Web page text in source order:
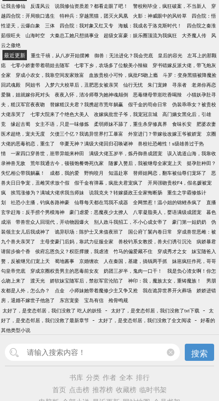
让我去修仙
反谍风云 说我修仙资质差？都看走眼了吧！ 警校刚毕业，疯狂破案，不当新人
穿
越四合院：开局狼口逃生
特种兵：穿越黑猫，团灭火凤凰 火影：神威眼中的风铃草
四合院：悟
性逆天，云爆白象
三体 四合院：我对象又红又专 海贼：我成名于洛克斯时代！
四合院之秦淮
茹很旺夫
山海时空 大秦总工她只想搞事业 超级女富豪：娱乐圈顶流为我疯狂 大齐魔人传
风
云之傲绝
最近更新 重生千禧，从八岁开始摆摊 御兽：无法进化？我会兜底 皇后的容光
左耳上的那颗
痣
七零小娇妻带着萌娃去随军 七零下乡，农场多了位貌美小辣椒
穿书错嫁反派大佬，带飞炮灰
全家
穿成小农女，我靠空间发家致富 血族贵校小可怜，疯批F5吻上瘾
斗罗：变身黑猫被降魔捡
回武魂殿
阿姐书 入梦六大校草后，丑肥恶女被亲哭 仙行无忧 朱门宠婢 寻亲者
老弟你再恋
爱脑，姐就嫁你死对头
夜夜入怀，清冷师尊为她神魂颠倒 恶毒继母带崽吃香喝辣
小猫妖孕肚寻
夫，糙汉军官夜夜吻
替嫁糙汉夫君？我携超市荒年躺赢 假千金的苟命日常
伪装乖乖女？被贵校
大佬亲哭了
七零大院来了个绝色大美人 改嫁疯批世子爷，我宠冠京城
高门嫡女黑化后，引雄
竞
缘起古蜀 女主不语，只是一味修炼 柔弱师妹不舔了，重生杀穿修真界 食味长安
肥婆农妻
医术超绝，宠夫无度
欠债三个亿？我诡异世界打工暴富 外室进门？带嫁妆改嫁王爷被娇宠
京圈
大佬的恶毒初恋，重生了
华夏无神？满级大佬回归召唤诸神
兽校社恐雌性！s级雄兽过于热
情
一家四口穿兽世，崽带异能来种田 满级大佬五岁半，炼丹御兽成团宠
误入诡道山海，我靠收
录神兽无敌
荒年我通古今，顿顿饱餐馋死仇家 随爹入赘后，我被继母全家宠上天
挺孕肚种田？
失忆相公带我躺赢！
成都，我的爱 野狗咬月 知温赴寒 替师姐网恋，翻车被仙尊们宠坏了
恶
兽夫日日争宠，丑雌哭求放个假
假千金有弹幕，疯批夫君宠疯了
开局强吻贵校F4，假名媛被宠
疯
挨骂涨修为？满城大佬求我当师妹 说我克夫？转嫁摄政王全家悔断肠
重生之学霸修炼计
划
社恐小主播，钓疯各路神豪 仙尊每天都在骂我不成器 全网禁惹！温小姐的锦鲤杀疯了
直播
玄学赶海：反手捞个男模海神
豪门虐爱：恶魔夜少太撩人 八零凝脂美人，婴语满级成团宠
暮色
成溺
带兽世众人回现代，开动物园爆火 别人政斗我招工，不小心成女帝了 豪门第一姑奶奶
伪
装领主女儿后我成神了
诡异职场：陈护士又来值夜班了 国公府丫鬟内卷日常
穿成兽世恶雌：被
九个兽夫亲哭了
主母变豪门后妈，靠武力征服全家 兽校钓系女教授，兽夫们诱引沉沦
病娇暴君
请留步偷个香
侯府忘恩负义？权臣撑腰，我虐渣 竹马的偏爱藏不住 穿成秀才之女
妹宝随爸入
赘，反被继兄们宠上天
蜀地酱事 京婚缠欢 人在秦国，基建，搞钱两手抓
妹崽疯狂作死，哥哥
勾皇帝兜底
穿成京圈权贵男主的恶毒前女友 奶团三岁半，鬼肉一口干！
我是负心渣女啊！你怎
么吻上来了
渡天光 娇软妹宝随军后，禁欲军官沦陷了 神印：我，魔族太女，重铸魔族！
男朋
友都是人外，怎么办？
点金 小师妹她带着魔修少主又争又抢 我在诡异世界开火葬场
娇娇进错
房，退婚不嫁世子他急了
东宫宠妾 宝岛有信
殓骨鸣规
太好了，是变态邻居，我们没救了 吃人的妖怪 - 太好了，是变态邻居，我们没救了txt下载 - 太
好了，是变态邻居，我们没救了最新章节 - 太好了，是变态邻居，我们没救了全文阅读 - 好看的
其他类型小说
搜索
书库 分类 作者 全本 排行
首页 点击榜 推荐榜 收藏榜 临时书架